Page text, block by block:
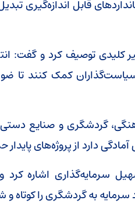
قابل اندازه‌گیری
کلیدی توصیف کرد و گفت:
کمک کنند تا
گردشگری و صنایع دستی
دارد از پروژه‌های پایدار
سرمایه‌گذاری اشاره کرد
به گردشگری را کوتاه